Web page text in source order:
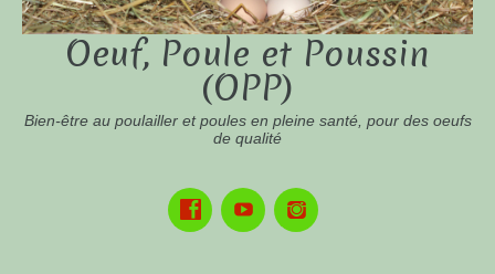
Oeuf, Poule et Poussin
(OPP)
Bien-être au poulailler et poules en pleine santé, pour des oeufs
de qualité